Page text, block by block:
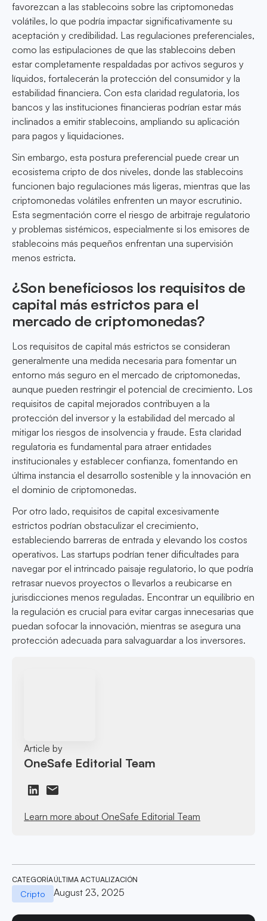
favorezcan a las stablecoins sobre las criptomonedas
volátiles, lo que podría impactar significativamente su
aceptación y credibilidad. Las regulaciones preferenciales,
como las estipulaciones de que las stablecoins deben
estar completamente respaldadas por activos seguros y
líquidos, fortalecerán la protección del consumidor y la
estabilidad financiera. Con esta claridad regulatoria, los
bancos y las instituciones financieras podrían estar más
inclinados a emitir stablecoins, ampliando su aplicación
para pagos y liquidaciones.
Sin embargo, esta postura preferencial puede crear un
ecosistema cripto de dos niveles, donde las stablecoins
funcionen bajo regulaciones más ligeras, mientras que las
criptomonedas volátiles enfrenten un mayor escrutinio.
Esta segmentación corre el riesgo de arbitraje regulatorio
y problemas sistémicos, especialmente si los emisores de
stablecoins más pequeños enfrentan una supervisión
menos estricta.
¿Son beneficiosos los requisitos de
capital más estrictos para el
mercado de criptomonedas?
Los requisitos de capital más estrictos se consideran
generalmente una medida necesaria para fomentar un
entorno más seguro en el mercado de criptomonedas,
aunque pueden restringir el potencial de crecimiento. Los
requisitos de capital mejorados contribuyen a la
protección del inversor y la estabilidad del mercado al
mitigar los riesgos de insolvencia y fraude. Esta claridad
regulatoria es fundamental para atraer entidades
institucionales y establecer confianza, fomentando en
última instancia el desarrollo sostenible y la innovación en
el dominio de criptomonedas.
Por otro lado, requisitos de capital excesivamente
estrictos podrían obstaculizar el crecimiento,
estableciendo barreras de entrada y elevando los costos
operativos. Las startups podrían tener dificultades para
navegar por el intrincado paisaje regulatorio, lo que podría
retrasar nuevos proyectos o llevarlos a reubicarse en
jurisdicciones menos reguladas. Encontrar un equilibrio en
la regulación es crucial para evitar cargas innecesarias que
puedan sofocar la innovación, mientras se asegura una
protección adecuada para salvaguardar a los inversores.
Article by
OneSafe Editorial Team
Learn more about OneSafe Editorial Team
CATEGORÍA
Cripto
ÚLTIMA ACTUALIZACIÓN
August 23, 2025